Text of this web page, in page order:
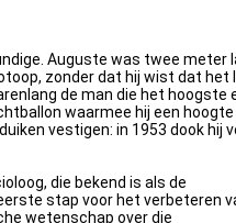
Auguste was twee meter
zonder dat hij wist dat het
de man die het hoogste
waarmee hij een hoogte
vestigen: in 1953 dook hij
die bekend is als de
stap voor het verbeteren
wetenschap over die